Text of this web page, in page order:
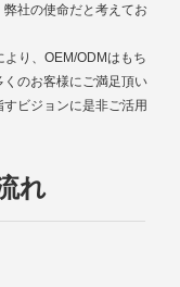
社の使命だと考えてお
り、OEM/ODMはもち
のお客様にご満足頂い
ビジョンに是非ご活用
れ